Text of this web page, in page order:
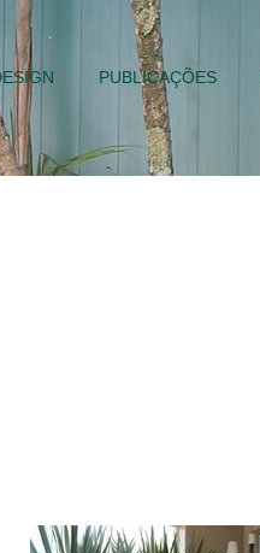
PUBLICAÇÕES